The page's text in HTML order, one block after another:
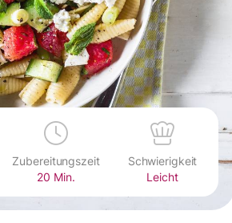
Zubereitungszeit
20 Min.
Schwierigkeit
Leicht